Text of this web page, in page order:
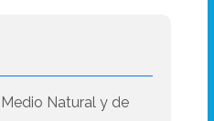
Natural y de